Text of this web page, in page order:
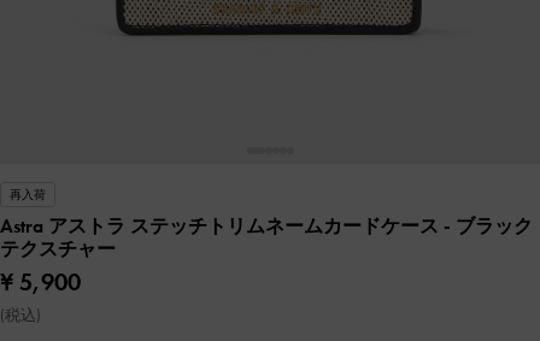
再入荷
Astra アストラ ステッチトリムネームカードケース - ブラック
テクスチャー
¥ 5,900
(税込)